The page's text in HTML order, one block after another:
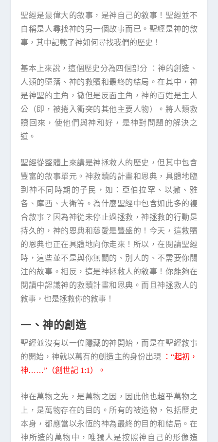
聖經是最偉大的敘事，是神自己的敘事！聖經並不
自稱是人尋找神的另一個故事而已。聖經是神的敘
事，其中記載了神如何尋找我們的歷史！
基本上來說，這個歷史分為四個部分 ：神的創造、
人類的墮落、神的救贖和最終的結局。在其中，神
是神聖的主角，撒但是反面主角，神的百姓是主人
公（即，被捲入衝突的其他主要人物）。將人類救
贖回來，使他們與神和好，是神對問題的解決之
道。
聖經從整體上來講是神拯救人的歷史，但其中包含
豐富的敘事單元。神救贖的計畫和恩典，具體地臨
到神不同時期的子民，如：亞伯拉罕、以撒、雅
各、摩西、大衛等。為什麼聖經中包含如此多的複
合敘事？因為神從未停止過拯救，神拯救的行動是
持久的，神的恩典和慈愛是豐盛的！今天，這救贖
的恩典也正在具體地向你走來！所以，在閱讀聖經
時，這些並不是與你無關的、別人的、不需要你關
注的故事。相反，這是神拯救人的敘事！你能夠在
閱讀中認識神的救贖計畫和恩典。而且神拯救人的
敘事，也是拯救你的敘事！
一、神的創造
聖經並沒有以一位隱藏的神開始，而是在聖經敘事
的開始，神就以萬有的創造主的身份出現
：“起初，
神……”（創世記 1:1）。
神在萬物之先，是萬物之因，因此他也超乎萬物之
上，是萬物存在的目的。所有的被造物，包括歷史
本身，都應當以永恆的神為最終的目的和結局。在
神所造的萬物中，唯獨人是按照神自己的形像造